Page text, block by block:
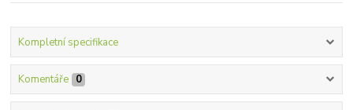
Kompletní specifikace
Komentáře 0